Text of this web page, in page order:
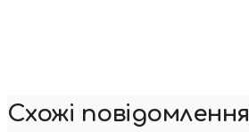
Схожі повідомлення